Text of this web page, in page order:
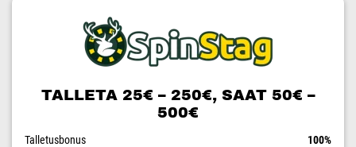
TALLETA 25€ – 250€, SAAT 50€ –
500€
Talletusbonus
100%